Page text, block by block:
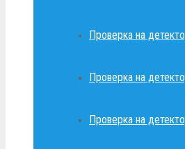
Проверка на
Проверка на
Проверка на